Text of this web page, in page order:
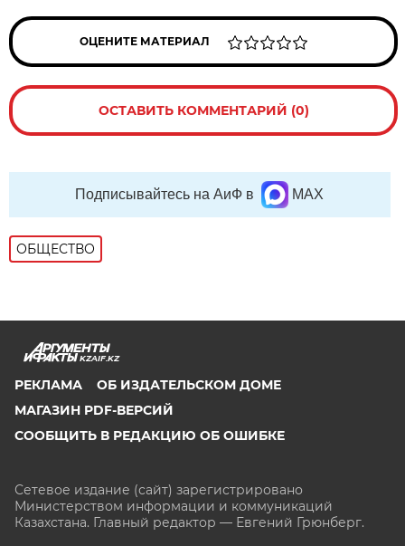
ОЦЕНИТЕ МАТЕРИАЛ
ОСТАВИТЬ КОММЕНТАРИЙ (0)
Подписывайтесь на АиФ в MAX
ОБЩЕСТВО
KZAIF.KZ
РЕКЛАМА
ОБ ИЗДАТЕЛЬСКОМ ДОМЕ
МАГАЗИН PDF-ВЕРСИЙ
СООБЩИТЬ В РЕДАКЦИЮ ОБ ОШИБКЕ
Сетевое издание (сайт) зарегистрировано
Министерством информации и коммуникаций
Казахстана. Главный редактор — Евгений Грюнберг.